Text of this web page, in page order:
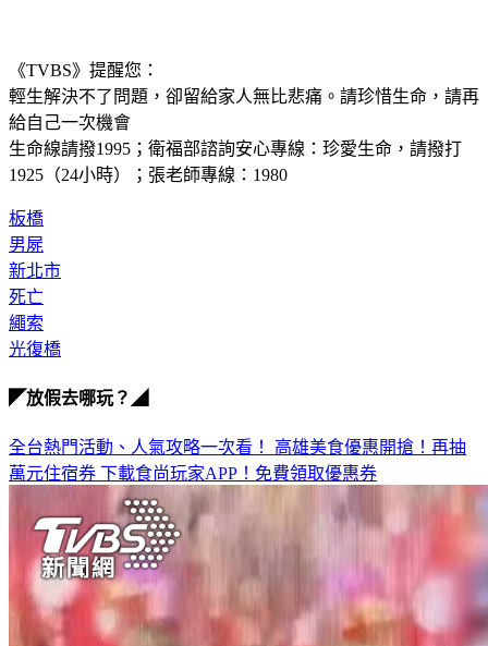
《TVBS》提醒您：
輕生解決不了問題，卻留給家人無比悲痛。請珍惜生命，請再
給自己一次機會
生命線請撥1995；衛福部諮詢安心專線：珍愛生命，請撥打
1925（24小時）；張老師專線：1980
板橋
男屍
新北市
死亡
繩索
光復橋
◤放假去哪玩？◢
全台熱門活動、人氣攻略一次看！ 高雄美食優惠開搶！再抽
萬元住宿券 下載食尚玩家APP！免費領取優惠券